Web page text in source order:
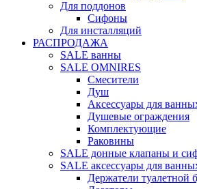
Для поддонов
Сифоны
Для инсталляций
РАСПРОДАЖА
SALE ванны
SALE OMNIRES
Смесители
Душ
Аксессуары для
Душевые ограждения
Комплектующие
Раковины
SALE донные клапаны и
SALE аксессуары для
Держатели туалетной